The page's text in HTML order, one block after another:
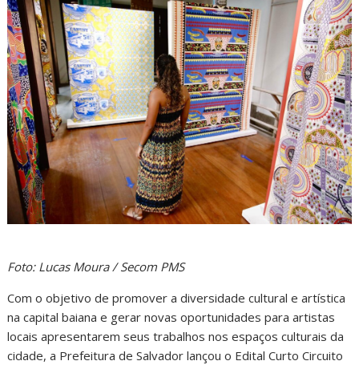
Foto: Lucas Moura / Secom PMS
Com o objetivo de promover a diversidade cultural e artística
na capital baiana e gerar novas oportunidades para artistas
locais apresentarem seus trabalhos nos espaços culturais da
cidade, a Prefeitura de Salvador lançou o Edital Curto Circuito